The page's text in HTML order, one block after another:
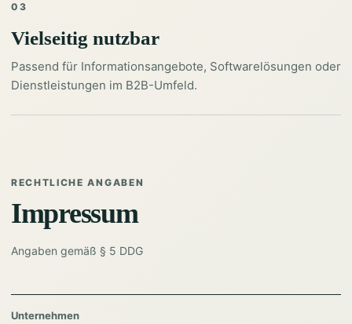
03
Vielseitig nutzbar
Passend für Informationsangebote, Softwarelösungen oder
Dienstleistungen im B2B-Umfeld.
RECHTLICHE ANGABEN
Impressum
Angaben gemäß § 5 DDG
Unternehmen